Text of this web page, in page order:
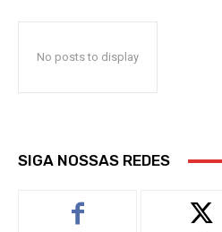
No posts to display
SIGA NOSSAS REDES